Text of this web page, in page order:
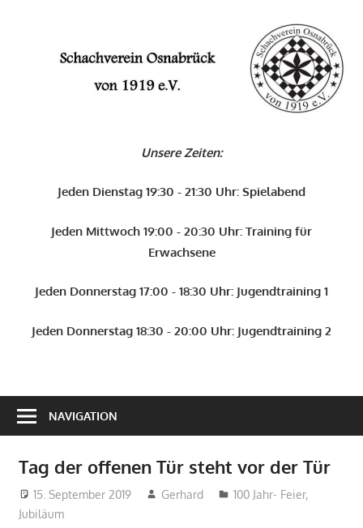
Unsere Zeiten:
Jeden Dienstag 19:30 - 21:30 Uhr: Spielabend
Jeden Mittwoch 19:00 - 20:30 Uhr: Training für
Erwachsene
Jeden Donnerstag 17:00 - 18:30 Uhr: Jugendtraining 1
Jeden Donnerstag 18:30 - 20:00 Uhr: Jugendtraining 2
NAVIGATION
Tag der offenen Tür steht vor der Tür
15. September 2019 Gerhard 100 Jahr- Feier,
Jubiläum